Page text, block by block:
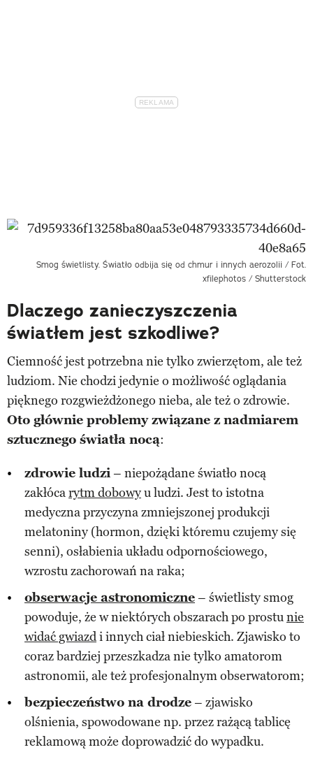
Smog świetlisty. Światło odbija się od chmur i innych aerozolii / Fot.
xfilephotos / Shutterstock
Dlaczego zanieczyszczenia
światłem jest szkodliwe?
Ciemność jest potrzebna nie tylko zwierzętom, ale też
ludziom. Nie chodzi jedynie o możliwość oglądania
pięknego rozgwieżdżonego nieba, ale też o zdrowie.
Oto głównie problemy związane z nadmiarem
sztucznego światła nocą:
zdrowie ludzi– niepożądane światło nocą
zakłócarytm dobowyu ludzi. Jest to istotna
medyczna przyczyna zmniejszonej produkcji
melatoniny (hormon, dzięki któremu czujemy się
senni), osłabienia układu odpornościowego,
wzrostu zachorowań na raka;
obserwacje astronomiczne– świetlisty smog
powoduje, że w niektórych obszarach po prostunie
widać gwiazdi innych ciał niebieskich. Zjawisko to
coraz bardziej przeszkadza nie tylko amatorom
astronomii, ale też profesjonalnym obserwatorom;
bezpieczeństwo na drodze– zjawisko
olśnienia, spowodowane np. przez rażącą tablicę
reklamową może doprowadzić do wypadku.